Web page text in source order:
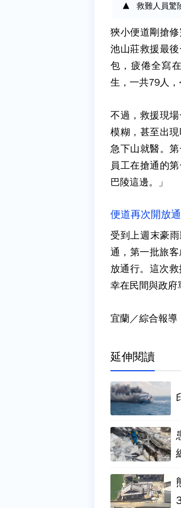
救難人員驚
狹小便道剛搶
池山莊救援最
包，疲倦全寫
生，一共79人，
不過，救援現
模糊，甚至出
急下山就醫。
員工在搶通的
巴陵這邊。」
便道再次開放
受到上週末豪
通，第一批旅
放通行。這次
幸在民間與政府
宜蘭／綜合報
延伸閱讀